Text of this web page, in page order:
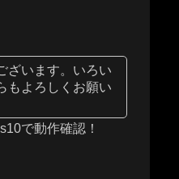
ざいます。いろい
もよろしくお願い
で動作確認！